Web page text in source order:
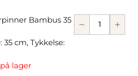
Bambus 35
35 cm, Tykkelse:
lager